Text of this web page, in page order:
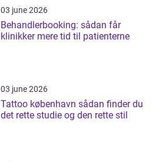
03 june 2026
Behandlerbooking: sådan får
klinikker mere tid til patienterne
03 june 2026
Tattoo københavn sådan finder du
det rette studie og den rette stil